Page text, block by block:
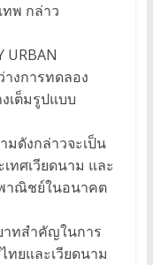
ทพ กล่าว
URBAN
างการทดลอง
เต็มรูปแบบ
มดังกล่าวจะเป็น
ทศเวียดนาม และ
าณิชย์ในอนาคต
ทสำคัญในการ
ทยและเวียดนาม